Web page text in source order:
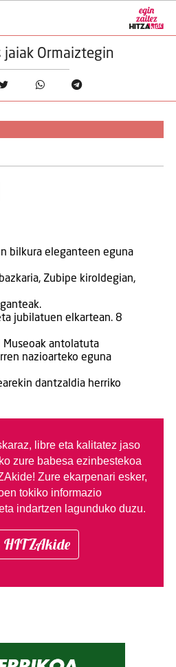
jaiak Ormaiztegin
bilkura eleganteen eguna
Zubipe kiroldegian,
jubilatuen elkartean. 8
Museoak antolatuta
nazioarteko eguna
dantzaldia herriko
libre eta kalitatez jaso
zure babesa ezinbestekoa
Zure ekarpenari esker,
tokiko informazio
indartzen lagunduko duzu.
HITZAkide